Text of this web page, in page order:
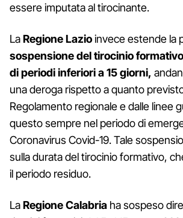
essere imputata al tirocinante.
LaRegione Lazioinvece estende la
sospensione del tirocinio
di periodi inferiori a 15 giorni,
una deroga rispetto a quanto
Regolamento regionale e dalle linee
questo sempre nel periodo di
Coronavirus Covid-19. Tale
sulla durata del tirocinio formativo,
il periodo residuo.
LaRegione Calabria ha sospeso